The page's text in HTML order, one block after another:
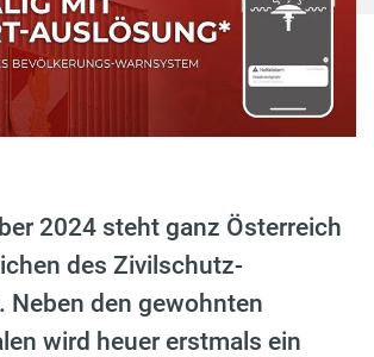
2024 steht ganz Österreich
des Zivilschutz-
Neben den gewohnten
wird heuer erstmals ein